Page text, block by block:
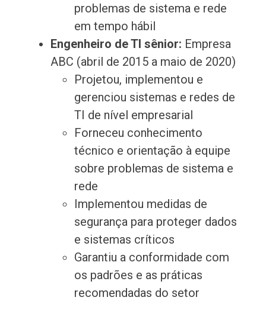
problemas de sistema e rede
em tempo hábil
Engenheiro de TI sênior: Empresa
ABC (abril de 2015 a maio de 2020)
Projetou, implementou e
gerenciou sistemas e redes de
TI de nível empresarial
Forneceu conhecimento
técnico e orientação à equipe
sobre problemas de sistema e
rede
Implementou medidas de
segurança para proteger dados
e sistemas críticos
Garantiu a conformidade com
os padrões e as práticas
recomendadas do setor